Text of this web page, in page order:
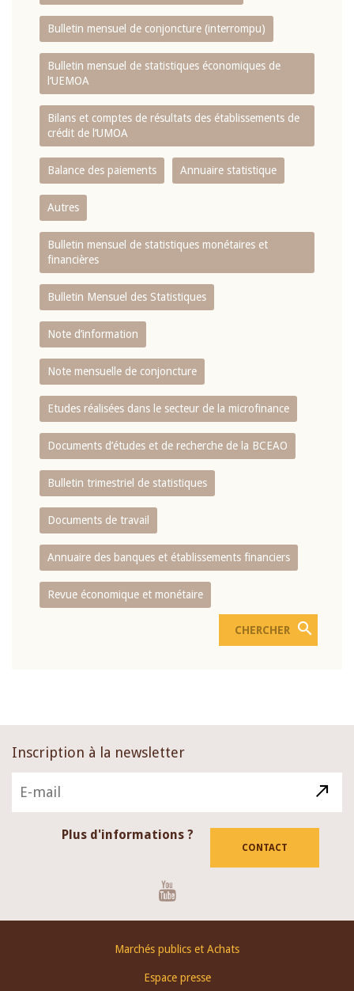
Bulletin mensuel de conjoncture (interrompu)
Bulletin mensuel de statistiques économiques de
l‘UEMOA
Bilans et comptes de résultats des établissements de
crédit de l‘UMOA
Balance des paiements Annuaire statistique
Autres
Bulletin mensuel de statistiques monétaires et
financières
Bulletin Mensuel des Statistiques
Note d’information
Note mensuelle de conjoncture
Etudes réalisées dans le secteur de la microfinance
Documents d’études et de recherche de la BCEAO
Bulletin trimestriel de statistiques
Documents de travail
Annuaire des banques et établissements financiers
Revue économique et monétaire
Inscription à la newsletter
Plus d'informations ?
CONTACT
Marchés publics et Achats
Espace presse